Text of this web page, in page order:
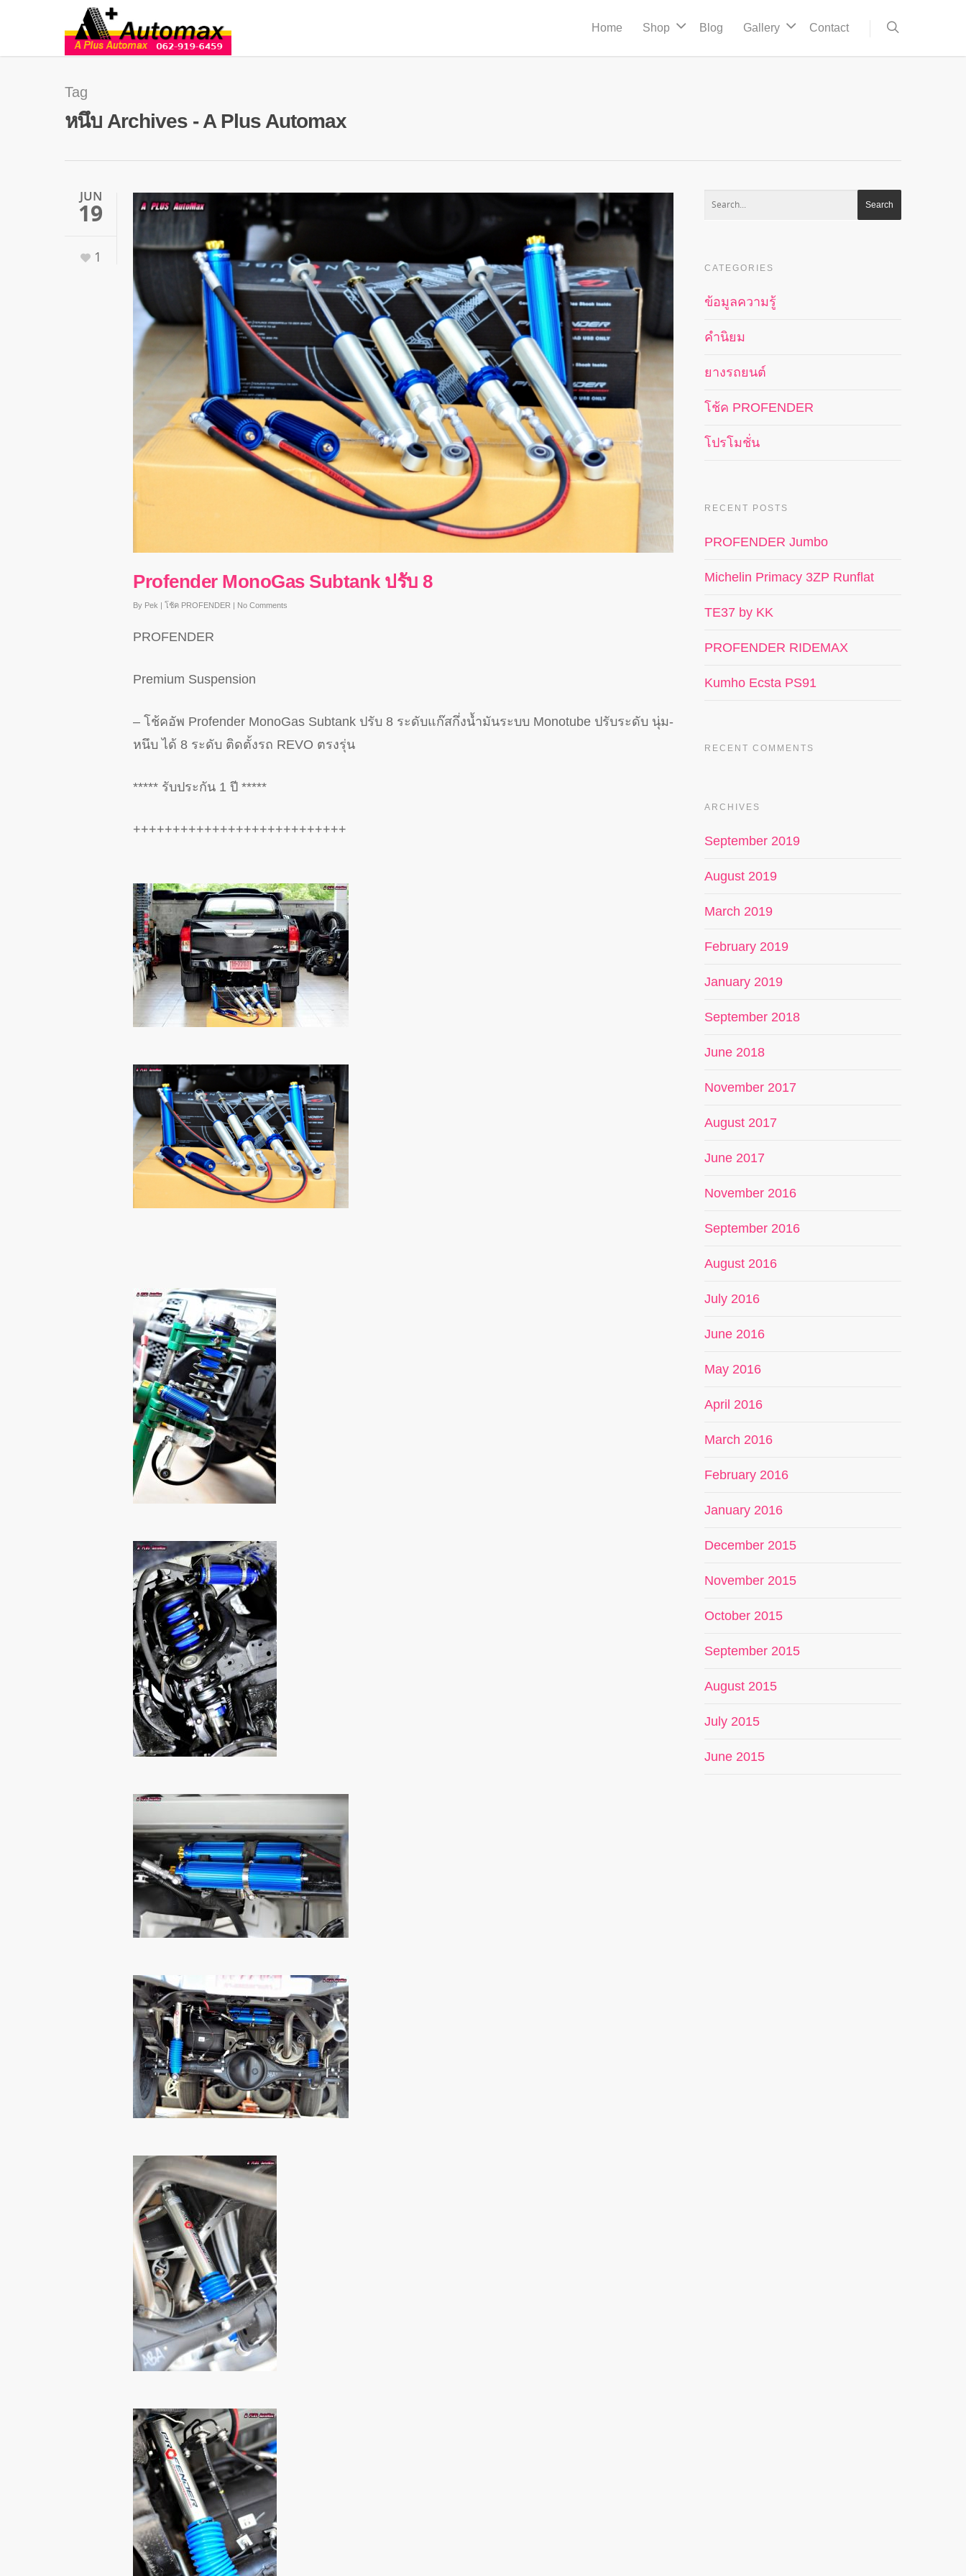
Home Shop Blog Gallery Contact
Tag
หนึบ Archives - A Plus Automax
JUN
19
1
Profender MonoGas Subtank ปรับ 8
By Pek โช้ค PROFENDER No Comments
PROFENDER
Premium Suspension
– โช้คอัพ Profender MonoGas Subtank ปรับ 8 ระดับแก๊สกึ่งน้ำมันระบบ Monotube ปรับระดับ นุ่ม-
หนึบ ได้ 8 ระดับ ติดตั้งรถ REVO ตรงรุ่น
***** รับประกัน 1 ปี *****
+++++++++++++++++++++++++++
CATEGORIES
ข้อมูลความรู้
คำนิยม
ยางรถยนต์
โช้ค PROFENDER
โปรโมชั่น
RECENT POSTS
PROFENDER Jumbo
Michelin Primacy 3ZP Runflat
TE37 by KK
PROFENDER RIDEMAX
Kumho Ecsta PS91
RECENT COMMENTS
ARCHIVES
September 2019
August 2019
March 2019
February 2019
January 2019
September 2018
June 2018
November 2017
August 2017
June 2017
November 2016
September 2016
August 2016
July 2016
June 2016
May 2016
April 2016
March 2016
February 2016
January 2016
December 2015
November 2015
October 2015
September 2015
August 2015
July 2015
June 2015